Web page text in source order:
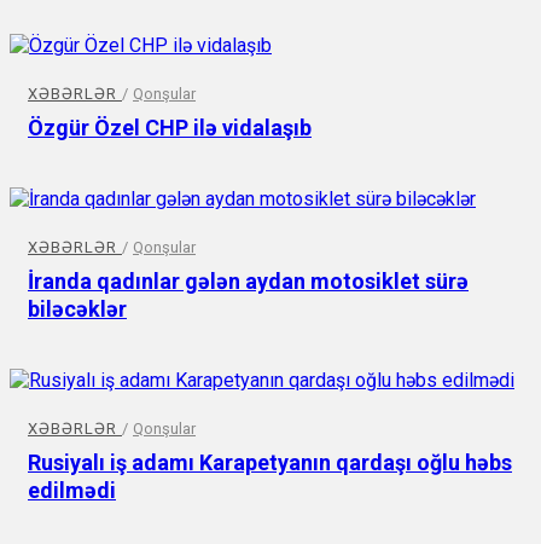
XƏBƏRLƏR / Qonşular
Özgür Özel CHP ilə vidalaşıb
XƏBƏRLƏR / Qonşular
İranda qadınlar gələn aydan motosiklet sürə
biləcəklər
XƏBƏRLƏR / Qonşular
Rusiyalı iş adamı Karapetyanın qardaşı oğlu həbs
edilmədi